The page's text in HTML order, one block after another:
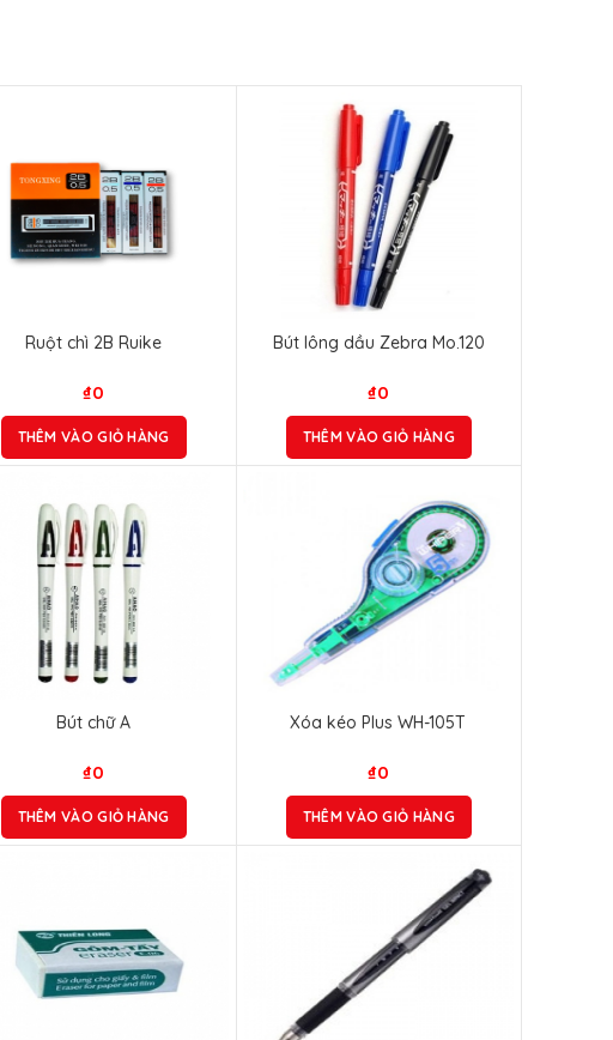
Ruột chì 2B Ruike
₫0
THÊM VÀO GIỎ HÀNG
Bút lông dầu Zebra Mo.120
₫0
THÊM VÀO GIỎ HÀNG
Bút chữ A
₫0
THÊM VÀO GIỎ HÀNG
Xóa kéo Plus WH-105T
₫0
THÊM VÀO GIỎ HÀNG